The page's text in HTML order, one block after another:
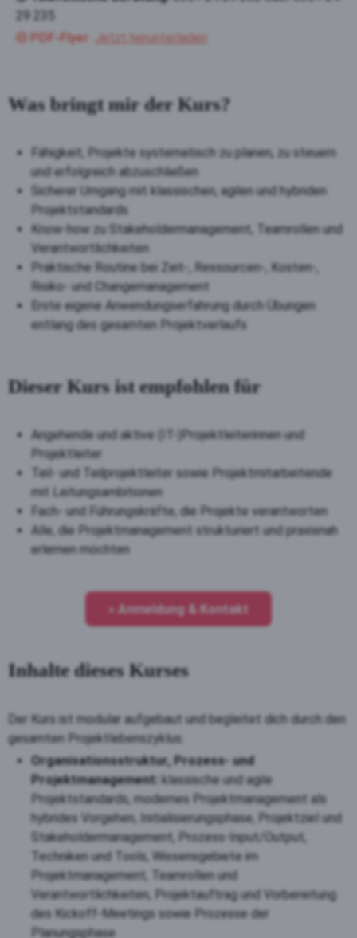
29 235
PDF-Flyer Jetzt herunterladen
Was bringt mir der Kurs?
Fähigkeit, Projekte systematisch zu planen, zu steuern
und erfolgreich abzuschließen
Sicherer Umgang mit klassischen, agilen und hybriden
Projektstandards
Know-how zu Stakeholdermanagement, Teamrollen und
Verantwortlichkeiten
Praktische Routine bei Zeit-, Ressourcen-, Kosten-,
Risiko- und Changemanagement
Erste eigene Anwendungserfahrung durch Übungen
entlang des gesamten Projektverlaufs
Dieser Kurs ist empfohlen für
Angehende und aktive (IT-)Projektleiterinnen und
Projektleiter
Teil- und Teilprojektleiter sowie Projektmitarbeitende
mit Leitungsambitionen
Fach- und Führungskräfte, die Projekte verantworten
Alle, die Projektmanagement strukturiert und praxisnah
erlernen möchten
» Anmeldung & Kontakt
Inhalte dieses Kurses
Der Kurs ist modular aufgebaut und begleitet dich durch den
gesamten Projektlebenszyklus:
Organisationsstruktur, Prozess- und
Projektmanagement: klassische und agile
Projektstandards, modernes Projektmanagement als
hybrides Vorgehen, Initialisierungsphase, Projektziel und
Stakeholdermanagement, Prozess-Input/Output,
Techniken und Tools, Wissensgebiete im
Projektmanagement, Teamrollen und
Verantwortlichkeiten, Projektauftrag und Vorbereitung
des Kickoff-Meetings sowie Prozesse der
Planungsphase